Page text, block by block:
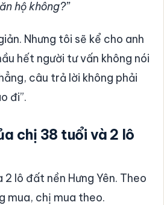
hộ không?”
Nhưng tôi sẽ kể cho anh
hết người tư vấn không nói
câu trả lời không phải
đi”.
chị 38 tuổi và 2 lô
2 lô đất nền Hưng Yên. Theo
mua, chị mua theo.